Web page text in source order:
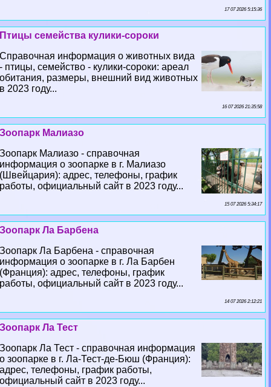
17 07 2026 5:15:36
Птицы семейства кулики-сороки
Справочная информация о животных вида
- птицы, семейство - кулики-сороки: ареал
обитания, размеры, внешний вид животных
в 2023 году...
16 07 2026 21:35:58
Зоопарк Малиазо
Зоопарк Малиазо - справочная
информация о зоопарке в г. Малиазо
(Швейцария): адрес, телефоны, график
работы, официальный сайт в 2023 году...
15 07 2026 5:34:17
Зоопарк Ла Барбена
Зоопарк Ла Барбена - справочная
информация о зоопарке в г. Ла Барбен
(Франция): адрес, телефоны, график
работы, официальный сайт в 2023 году...
14 07 2026 2:12:21
Зоопарк Ла Тест
Зоопарк Ла Тест - справочная информация
о зоопарке в г. Ла-Тест-де-Бюш (Франция):
адрес, телефоны, график работы,
официальный сайт в 2023 году...